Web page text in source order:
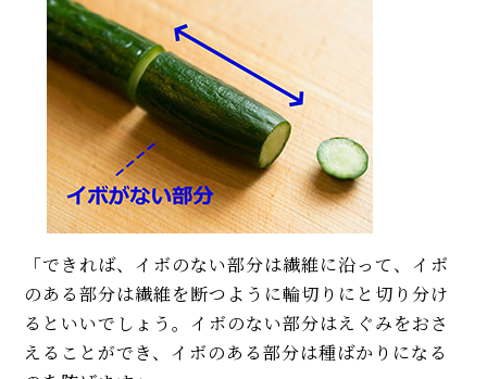
「できれば、イボのない部分は繊維に沿って、イボ
のある部分は繊維を断つように輪切りにと切り分け
るといいでしょう。イボのない部分はえぐみをおさ
えることができ、イボのある部分は種ばかりになる